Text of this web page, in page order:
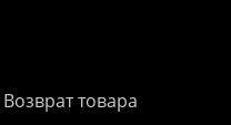
Возврат товара